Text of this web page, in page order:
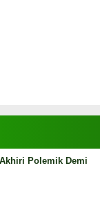
Polemik Demi